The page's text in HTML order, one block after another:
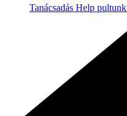
Tanácsadás Help